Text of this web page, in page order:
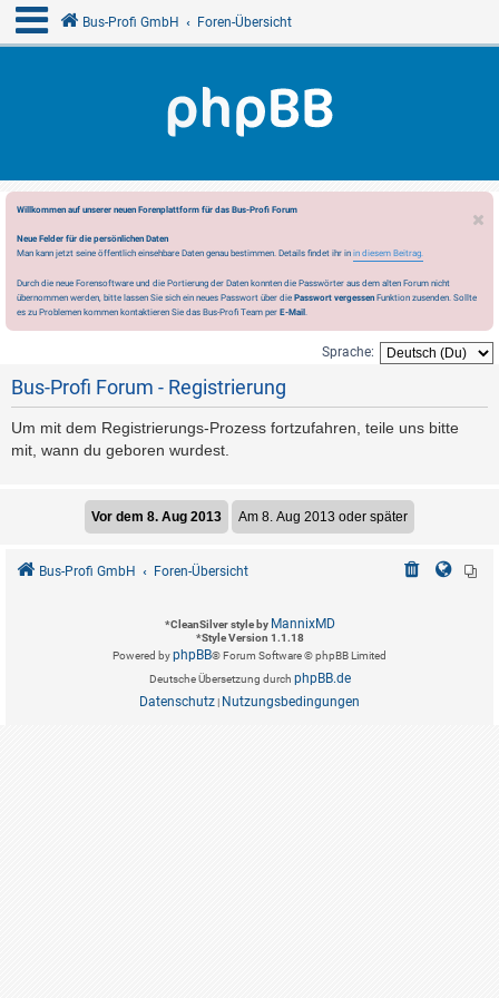
Bus-Profi GmbH Foren-Übersicht
Willkommen auf unserer neuen Forenplattform für das Bus-Profi Forum
Neue Felder für die persönlichen Daten
Man kann jetzt seine öffentlich einsehbare Daten genau bestimmen. Details findet ihr in in diesem Beitrag.
Durch die neue Forensoftware und die Portierung der Daten konnten die Passwörter aus dem alten Forum nicht
übernommen werden, bitte lassen Sie sich ein neues Passwort über die Passwort vergessen Funktion zusenden. Sollte
es zu Problemen kommen kontaktieren Sie das Bus-Profi Team per E-Mail.
Sprache:
Bus-Profi Forum - Registrierung
Um mit dem Registrierungs-Prozess fortzufahren, teile uns bitte
mit, wann du geboren wurdest.
Bus-Profi GmbH Foren-Übersicht
*CleanSilver style by MannixMD
*Style Version 1.1.18
Powered byphpBB® Forum Software © phpBB Limited
Deutsche Übersetzung durch phpBB.de
Datenschutz | Nutzungsbedingungen